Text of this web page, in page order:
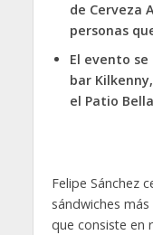
de Cerveza
personas
El evento
bar
el Patio
Felipe Sánchez
sándwiches
que consiste en